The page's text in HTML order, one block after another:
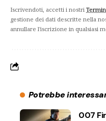
Iscrivendoti, accetti i nostri
gestione dei dati descritte nella
annullare l'iscrizione in qualsiasi
Potrebbe
007